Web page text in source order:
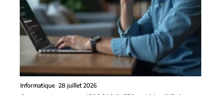
Informatique 28 juillet 2026